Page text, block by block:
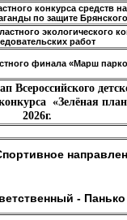
конкурса средств
по защите
экологического
работ
финала «Марш
Всероссийского
«Зелёная
2026г.
-